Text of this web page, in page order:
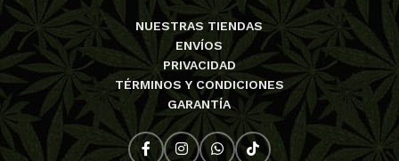
NUESTRAS TIENDAS
ENVÍOS
PRIVACIDAD
TÉRMINOS Y CONDICIONES
GARANTÍA